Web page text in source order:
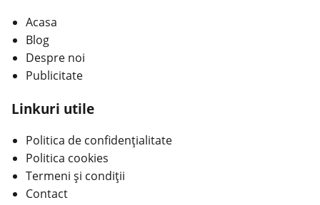
Acasa
Blog
Despre noi
Publicitate
Linkuri utile
Politica de confidențialitate
Politica cookies
Termeni și condiții
Contact